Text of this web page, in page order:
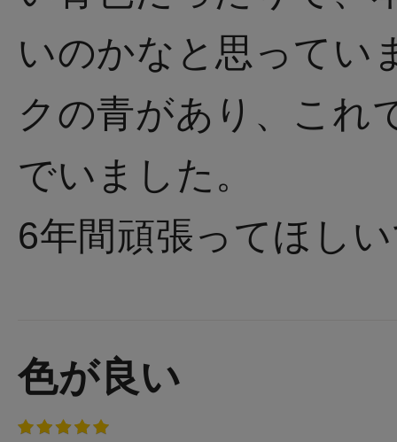
いのかなと思ってい
クの青があり、これ
でいました。
6年間頑張ってほし
色が良い